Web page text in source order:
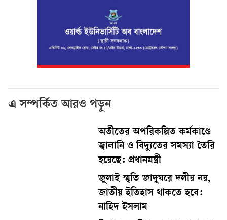
এ সম্পর্কিত আরও পড়ুন
অতীতের অপরিকল্পিত কর্মকাণ্ডে
জ্বালানি ও বিদ্যুতের সমস্যা তৈরি
হয়েছে: প্রধানমন্ত্রী
জুলাই স্মৃতি জাদুঘরে দলীয় নয়,
জাতীয় ইতিহাস থাকতে হবে:
নাহিদ ইসলাম